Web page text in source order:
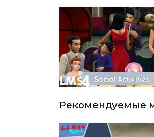
Рекомендуемые